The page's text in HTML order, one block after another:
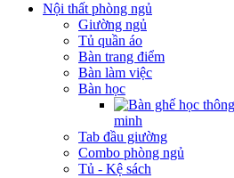
Nội thất phòng ngủ
Giường ngủ
Tủ quần áo
Bàn trang điểm
Bàn làm việc
Bàn học
minh
Tab đầu giường
Combo phòng ngủ
Tủ - Kệ sách